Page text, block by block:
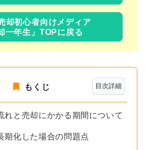
却初心者向けメディア
一年生」TOPに戻る
目次詳細
もくじ
れと売却にかかる期間について
期化した場合の問題点